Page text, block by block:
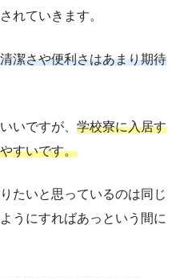
れていきます。
清潔さや便利さはあまり期待
いですが、 学校寮に入居す
すいです。
たいと思っているのは同じ
うにすればあっという間に